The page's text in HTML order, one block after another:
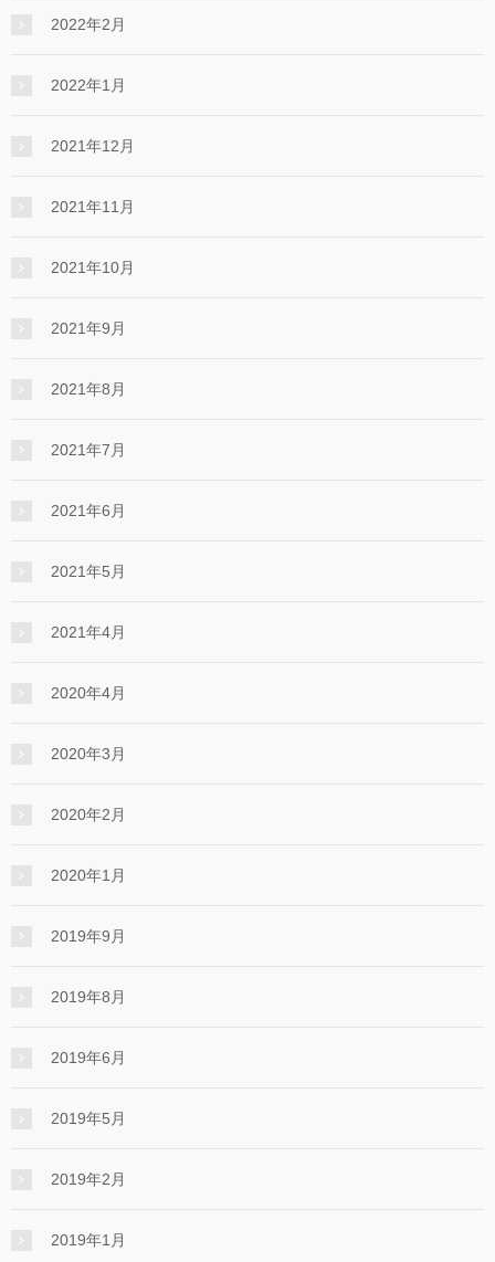
2022年2月
2022年1月
2021年12月
2021年11月
2021年10月
2021年9月
2021年8月
2021年7月
2021年6月
2021年5月
2021年4月
2020年4月
2020年3月
2020年2月
2020年1月
2019年9月
2019年8月
2019年6月
2019年5月
2019年2月
2019年1月